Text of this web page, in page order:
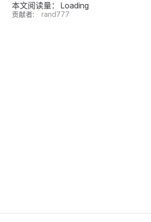
本文阅读量： Loading
贡献者: rand777